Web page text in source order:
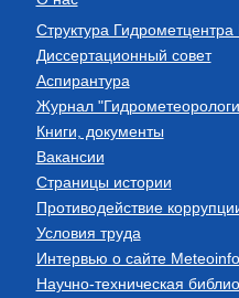
Структура Гидрометцентра
Диссертационный совет
Аспирантура
Журнал
Книги, документы
Вакансии
Страницы истории
Противодействие
Условия труда
Интервью о сайте
Научно-техническая